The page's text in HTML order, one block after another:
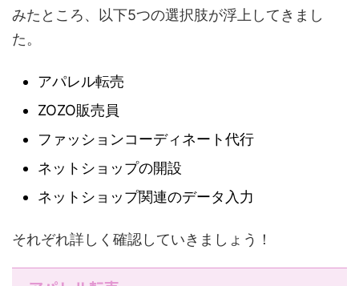
みたところ、以下5つの選択肢が浮上してきまし
た。
アパレル転売
ZOZO販売員
ファッションコーディネート代行
ネットショップの開設
ネットショップ関連のデータ入力
それぞれ詳しく確認していきましょう！